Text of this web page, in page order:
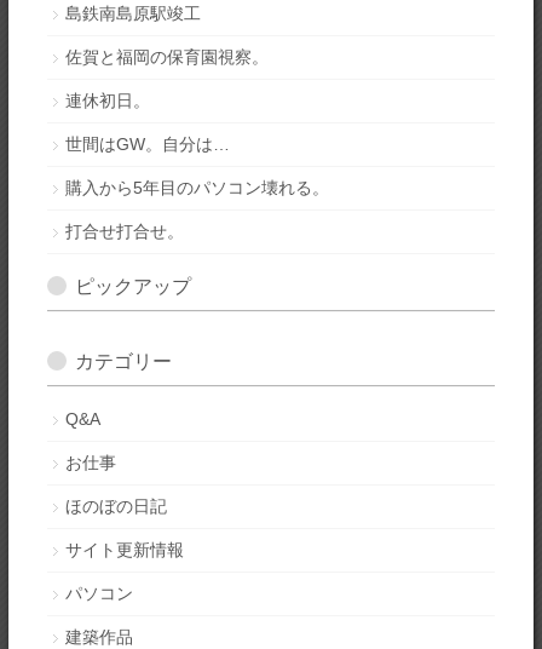
島鉄南島原駅竣工
佐賀と福岡の保育園視察。
連休初日。
世間はGW。自分は…
購入から5年目のパソコン壊れる。
打合せ打合せ。
ピックアップ
カテゴリー
Q&A
お仕事
ほのぼの日記
サイト更新情報
パソコン
建築作品